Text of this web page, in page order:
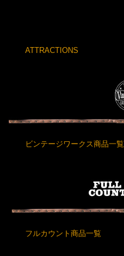
ATTRACTIONS
ビンテージワークス商品一覧
フルカウント商品一覧